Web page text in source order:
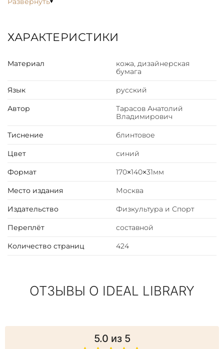
воспоминаний, размышлений о судьбах
популярнейшей игры, о перспективах развития хоккея
представляет интерес не только для любителей
спорта, но и для самых широких кругов читателей.
ХАРАКТЕРИСТИКИ
Материал
кожа, дизайнерская
бумага
Язык русский
Автор
Тарасов Анатолий
Владимирович
Тиснение блинтовое
Цвет синий
Формат 170×140×31мм
Место издания Москва
Издательство Физкультура и Спорт
Переплёт составной
Количество страниц 424
ОТЗЫВЫ О IDEAL LIBRARY
5.0 из 5